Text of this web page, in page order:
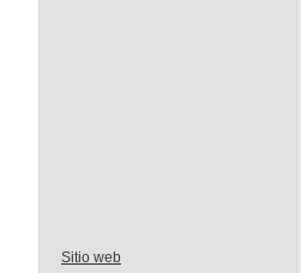
Sitio web